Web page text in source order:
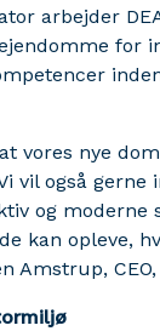
arbejder
for
vores nye
vil også gerne
og moderne
kan opleve,
CEO,